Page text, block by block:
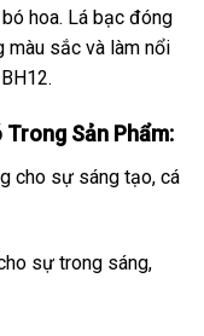
hoa. Lá bạc đóng
màu sắc và làm nổi
Trong Sản Phẩm:
cho sự sáng tạo, cá
sự trong sáng,